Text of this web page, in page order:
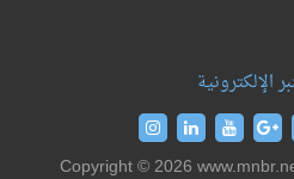
Copyright © 2026